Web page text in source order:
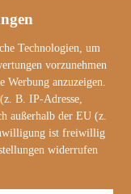
Technologien, um
vorzunehmen
anzuzeigen.
B. IP-Adresse,
außerhalb der EU (z.
ist freiwillig
widerrufen
0